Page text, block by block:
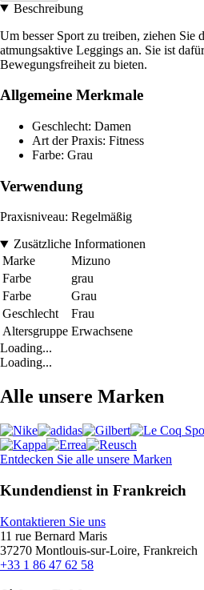
Beschreibung
Um besser Sport zu treiben, ziehen Sie
atmungsaktive Leggings an. Sie ist
Bewegungsfreiheit zu bieten.
Allgemeine Merkmale
Geschlecht: Damen
Art der Praxis: Fitness
Farbe: Grau
Verwendung
Praxisniveau: Regelmäßig
Zusätzliche Informationen
Marke
Mizuno
Farbe
grau
Farbe
Grau
Geschlecht
Frau
Altersgruppe Erwachsene
Loading...
Loading...
Alle unsere Marken
Entdecken Sie alle unsere Marken
Kundendienst in Frankreich
Kontaktieren Sie uns
11 rue Bernard Maris
37270 Montlouis-sur-Loire, Frankreich
+33 1 86 47 62 58